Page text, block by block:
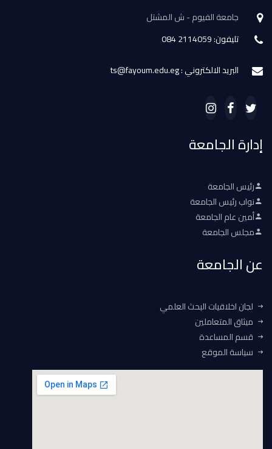
جامعة الفيوم - ش المشتل
تليفون: 2114059 084
البريد الالكتروني : ts@fayoum.edu.eg
إدارة الجامعة
رئيس الجامعة
نواب رئيس الجامعة
أمين عام الجامعة
مجلس الجامعة
عن الجامعة
لجان اخلاقيات البحث العلمي
ميثاق المتعاملين
قسم المساعدة
سياسة الموقع